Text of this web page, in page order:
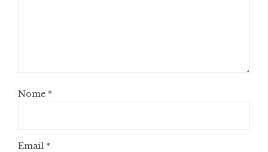
Nome *
Email *